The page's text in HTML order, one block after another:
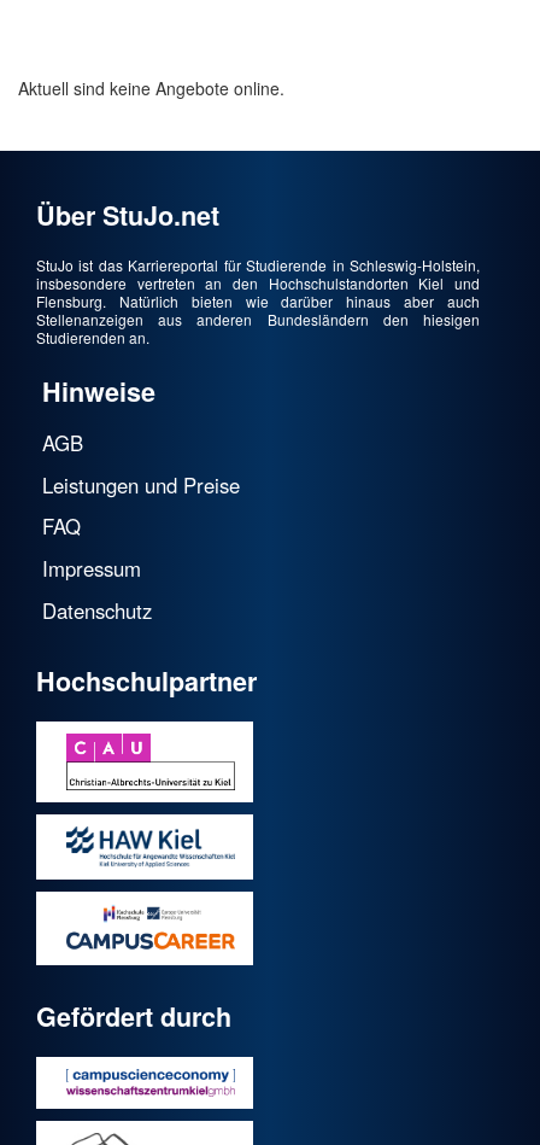
Aktuell sind keine Angebote online.
Über StuJo.net
StuJo ist das Karriereportal für Studierende in Schleswig-Holstein,
insbesondere vertreten an den Hochschulstandorten Kiel und
Flensburg. Natürlich bieten wie darüber hinaus aber auch
Stellenanzeigen aus anderen Bundesländern den hiesigen
Studierenden an.
Hinweise
AGB
Leistungen und Preise
FAQ
Impressum
Datenschutz
Hochschulpartner
Gefördert durch